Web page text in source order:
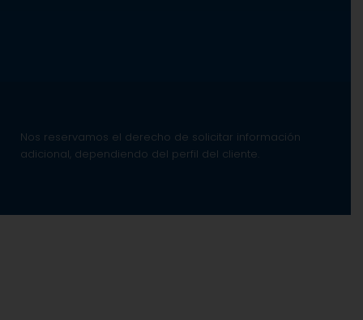
Nos reservamos el derecho de solicitar información
adicional, dependiendo del perfil del cliente.